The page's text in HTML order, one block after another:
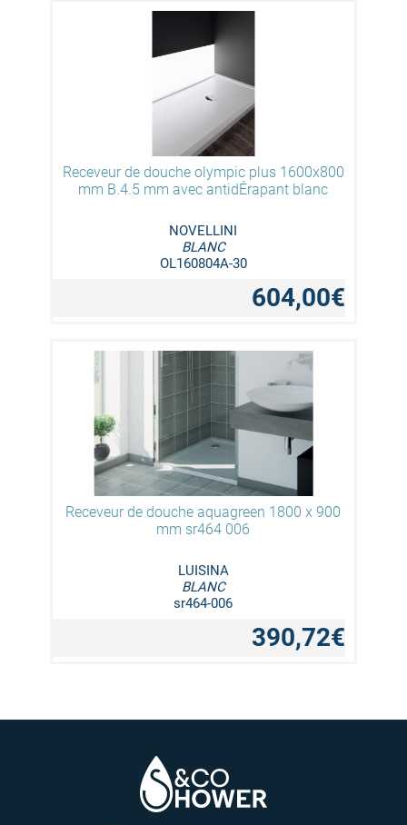
Receveur de douche olympic plus 1600x800
mm B.4.5 mm avec antidÉrapant blanc
NOVELLINI
BLANC
OL160804A-30
604,00€
Receveur de douche aquagreen 1800 x 900
mm sr464 006
LUISINA
BLANC
sr464-006
390,72€